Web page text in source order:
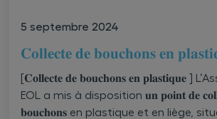
𝐂𝐨𝐥𝐥𝐞𝐜𝐭𝐞 𝐝𝐞 𝐛𝐨𝐮𝐜𝐡𝐨𝐧𝐬 𝐞𝐧
[𝐂𝐨𝐥𝐥𝐞𝐜𝐭𝐞 𝐝𝐞 𝐛𝐨𝐮𝐜𝐡𝐨𝐧𝐬 𝐞𝐧 𝐩𝐥𝐚𝐬𝐭𝐢𝐪𝐮𝐞 ]
EOL a mis à disposition 𝐮𝐧 𝐩𝐨𝐢𝐧𝐭 𝐝𝐞
𝐛𝐨𝐮𝐜𝐡𝐨𝐧𝐬 en plastique et en liège,
5 septembre 2024